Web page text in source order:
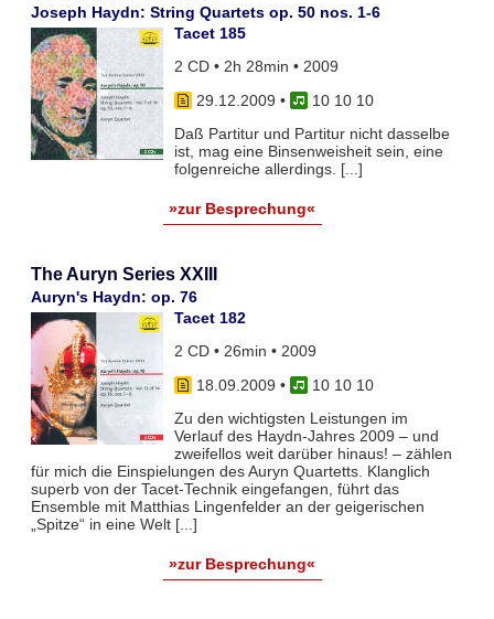
Joseph Haydn: String Quartets op. 50 nos. 1-6
Tacet 185
2 CD • 2h 28min • 2009
29.12.2009 •
10 10 10
Daß Partitur und Partitur nicht dasselbe
ist, mag eine Binsenweisheit sein, eine
folgenreiche allerdings. [...]
»zur Besprechung«
The Auryn Series XXIII
Auryn's Haydn: op. 76
Tacet 182
2 CD • 26min • 2009
18.09.2009 •
10 10 10
Zu den wichtigsten Leistungen im
Verlauf des Haydn-Jahres 2009 – und
zweifellos weit darüber hinaus! – zählen
für mich die Einspielungen des Auryn Quartetts. Klanglich
superb von der Tacet-Technik eingefangen, führt das
Ensemble mit Matthias Lingenfelder an der geigerischen
„Spitze“ in eine Welt [...]
»zur Besprechung«